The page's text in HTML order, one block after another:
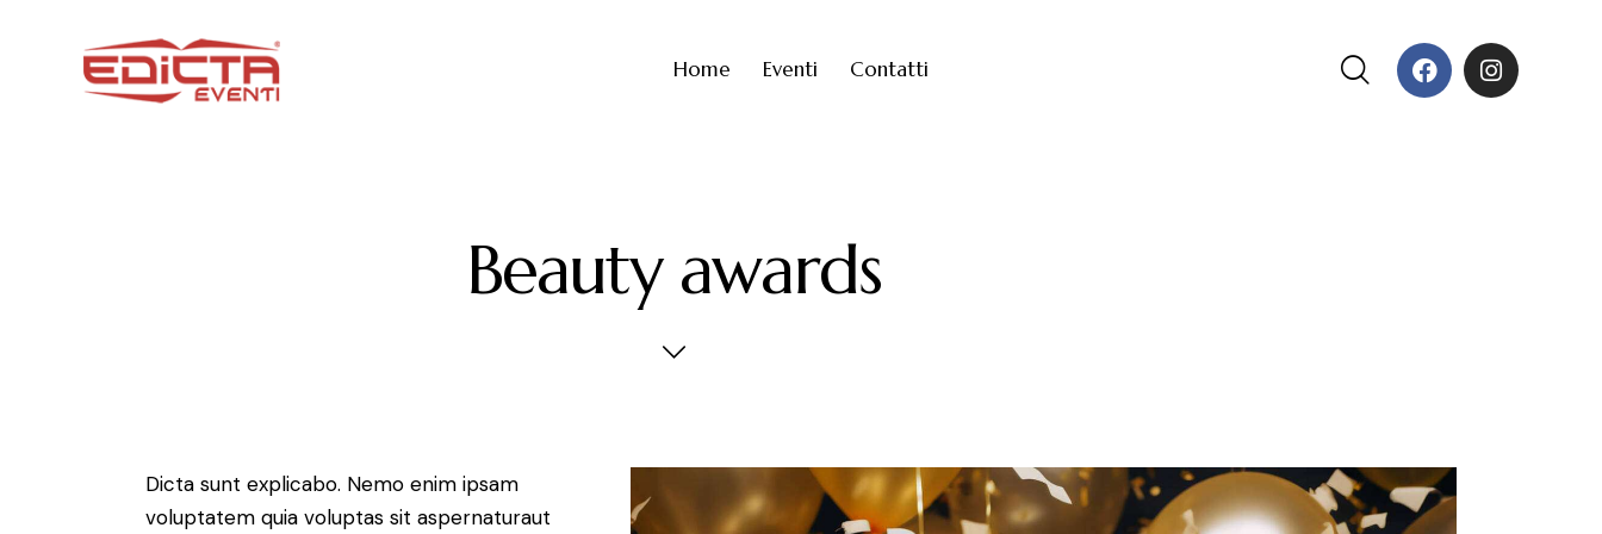
Home Eventi Contatti
Beauty awards
Dicta sunt explicabo. Nemo enim ipsam
voluptatem quia voluptas sit aspernaturaut